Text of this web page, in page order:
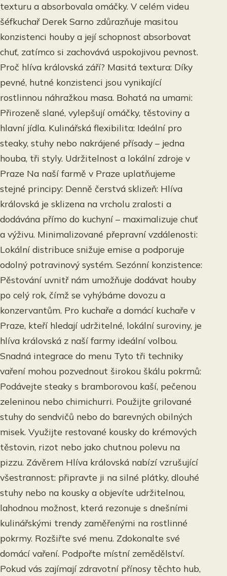
texturu a absorbovala omáčky. V celém videu
šéfkuchař Derek Sarno zdůrazňuje masitou
konzistenci houby a její schopnost absorbovat
chuť, zatímco si zachovává uspokojivou pevnost.
Proč hlíva královská září? Masitá textura: Díky
pevné, hutné konzistenci jsou vynikající
rostlinnou náhražkou masa. Bohatá na umami:
Přirozeně slané, vylepšují omáčky, těstoviny a
hlavní jídla. Kulinářská flexibilita: Ideální pro
steaky, stuhy nebo nakrájené přísady – jedna
houba, tři styly. Udržitelnost a lokální zdroje v
Praze Na naší farmě v Praze uplatňujeme
stejné principy: Denně čerstvá sklizeň: Hlíva
královská je sklizena na vrcholu zralosti a
dodávána přímo do kuchyní – maximalizuje chuť
a výživu. Minimalizované přepravní vzdálenosti:
Lokální distribuce snižuje emise a podporuje
odolný potravinový systém. Sezónní konzistence:
Pěstování uvnitř nám umožňuje dodávat houby
po celý rok, čímž se vyhýbáme dovozu a
konzervantům. Pro kuchaře a domácí kuchaře v
Praze, kteří hledají udržitelné, lokální suroviny, je
hlíva královská z naší farmy ideální volbou.
Snadná integrace do menu Tyto tři techniky
vaření mohou pozvednout širokou škálu pokrmů:
Podávejte steaky s bramborovou kaší, pečenou
zeleninou nebo chimichurri. Použijte grilované
stuhy do sendvičů nebo do barevných obilných
misek. Využijte restované kousky do krémových
těstovin, rizot nebo jako chutnou polevu na
pizzu. Závěrem Hlíva královská nabízí vzrušující
všestrannost: připravte ji na silné plátky, dlouhé
stuhy nebo na kousky a objevíte udržitelnou,
lahodnou možnost, která rezonuje s dnešními
kulinářskými trendy zaměřenými na rostlinné
pokrmy. Rozšiřte své menu. Zdokonalte své
domácí vaření. Podpořte místní zemědělství.
Pokud vás zajímají zdravotní přínosy těchto hub,